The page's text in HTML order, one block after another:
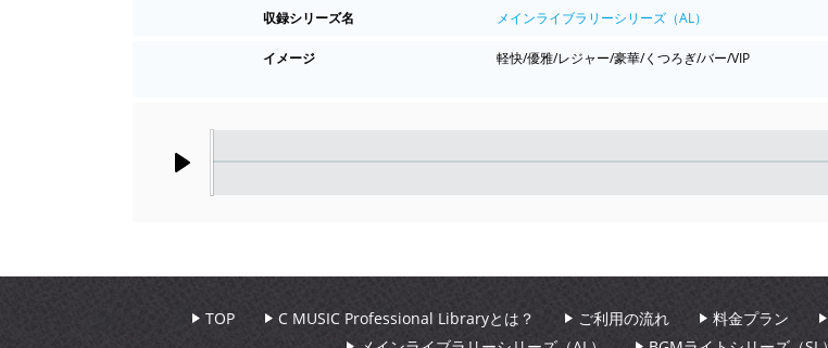
収録シリーズ名
メインライブラリーシリーズ（AL）
イメージ 軽快/優雅/レジャー/豪華/くつろぎ/バー/VIP
TOP C MUSIC Professional Libraryとは？ ご利用の流れ 料金プラン